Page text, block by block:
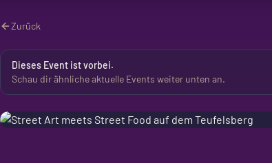
Zurück
Dieses Event ist vorbei.
Schau dir ähnliche aktuelle Events weiter unten an.